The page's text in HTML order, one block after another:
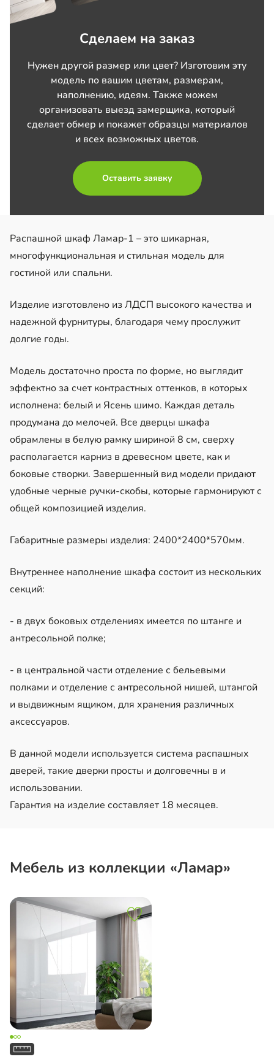
Сделаем на заказ
Нужен другой размер или цвет? Изготовим эту
модель по вашим цветам, размерам,
наполнению, идеям. Также можем
организовать выезд замерщика, который
сделает обмер и покажет образцы материалов
и всех возможных цветов.
Оставить заявку
Распашной шкаф Ламар-1 – это шикарная,
многофункциональная и стильная модель для
гостиной или спальни.
Изделие изготовлено из ЛДСП высокого качества и
надежной фурнитуры, благодаря чему прослужит
долгие годы.
Модель достаточно проста по форме, но выглядит
эффектно за счет контрастных оттенков, в которых
исполнена: белый и Ясень шимо. Каждая деталь
продумана до мелочей. Все дверцы шкафа
обрамлены в белую рамку шириной 8 см, сверху
располагается карниз в древесном цвете, как и
боковые створки. Завершенный вид модели придают
удобные черные ручки-скобы, которые гармонируют с
общей композицией изделия.
Габаритные размеры изделия: 2400*2400*570мм.
Внутреннее наполнение шкафа состоит из нескольких
секций:
- в двух боковых отделениях имеется по штанге и
антресольной полке;
- в центральной части отделение с бельевыми
полками и отделение с антресольной нишей, штангой
и выдвижным ящиком, для хранения различных
аксессуаров.
В данной модели используется система распашных
дверей, такие дверки просты и долговечны в и
использовании.
Гарантия на изделие составляет 18 месяцев.
Мебель из коллекции «Ламар»